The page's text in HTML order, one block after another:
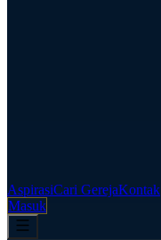
AspirasiCari GerejaKontak
Masuk